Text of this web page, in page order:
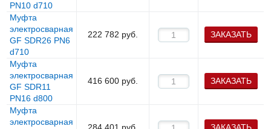
PN10 d710
Муфта
электросварная
GF SDR26 PN6
d710
222 782 руб. ЗАКАЗАТЬ
Муфта
электросварная
GF SDR11
PN16 d800
416 600 руб. ЗАКАЗАТЬ
Муфта
электросварная